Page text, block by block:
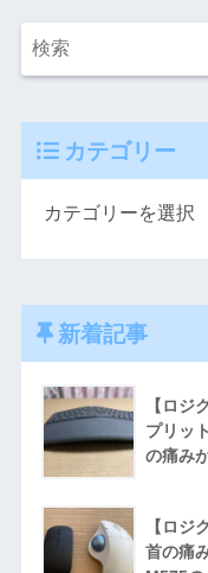
カテゴリー
新着記事
【ロジ
プリッ
の痛み
【ロジ
首の痛